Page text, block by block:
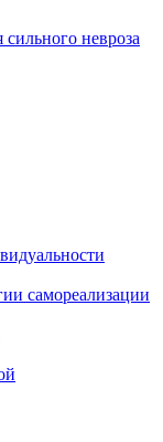
невроза
самореализации